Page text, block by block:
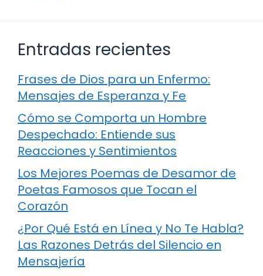
Entradas recientes
Frases de Dios para un Enfermo:
Mensajes de Esperanza y Fe
Cómo se Comporta un Hombre
Despechado: Entiende sus
Reacciones y Sentimientos
Los Mejores Poemas de Desamor de
Poetas Famosos que Tocan el
Corazón
¿Por Qué Está en Línea y No Te Habla?
Las Razones Detrás del Silencio en
Mensajería